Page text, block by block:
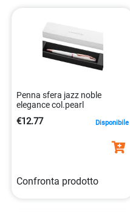
Penna sfera jazz noble
elegance col.pearl
€12.77 Disponibile
Confronta prodotto